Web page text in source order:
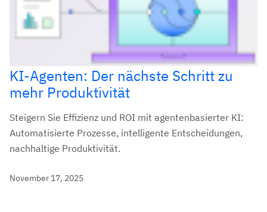
KI-Agenten: Der nächste Schritt zu
mehr Produktivität
Steigern Sie Effizienz und ROI mit agentenbasierter KI:
Automatisierte Prozesse, intelligente Entscheidungen,
nachhaltige Produktivität.
November 17, 2025